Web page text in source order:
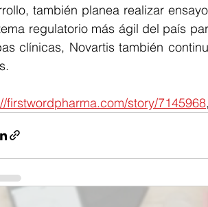
también planea realizar
regulatorio más ágil del país
clínicas, Novartis también
firstwordpharma.com/story/7145968